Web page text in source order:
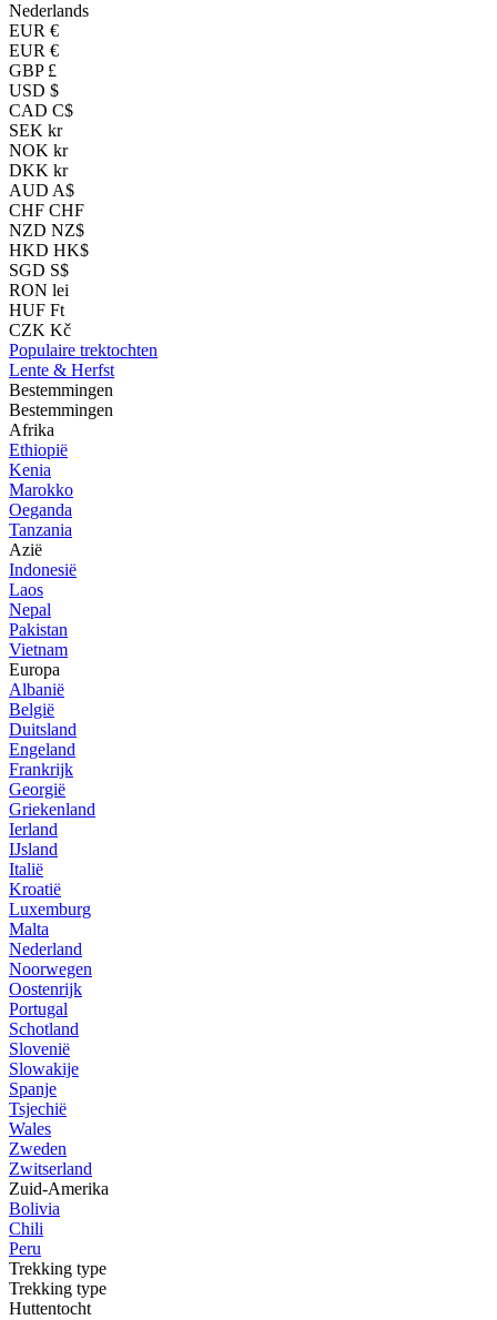
Nederlands
EUR €
EUR €
GBP £
USD $
CAD C$
SEK kr
NOK kr
DKK kr
AUD A$
CHF CHF
NZD NZ$
HKD HK$
SGD S$
RON lei
HUF Ft
CZK Kč
Populaire trektochten
Lente & Herfst
Bestemmingen
Bestemmingen
Afrika
Ethiopië
Kenia
Marokko
Oeganda
Tanzania
Azië
Indonesië
Laos
Nepal
Pakistan
Vietnam
Europa
Albanië
België
Duitsland
Engeland
Frankrijk
Georgië
Griekenland
Ierland
IJsland
Italië
Kroatië
Luxemburg
Malta
Nederland
Noorwegen
Oostenrijk
Portugal
Schotland
Slovenië
Slowakije
Spanje
Tsjechië
Wales
Zweden
Zwitserland
Zuid-Amerika
Bolivia
Chili
Peru
Trekking type
Trekking type
Huttentocht